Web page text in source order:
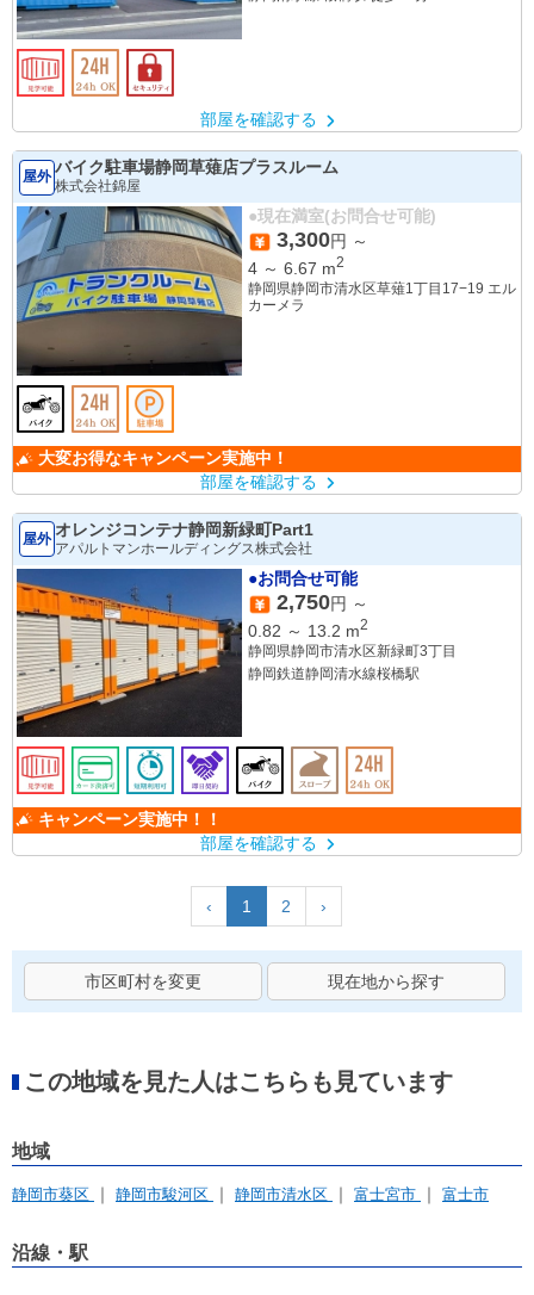
部屋を確認する
屋外 バイク駐車場静岡草薙店プラスルーム
株式会社錦屋
●現在満室(お問合せ可能)
3,300円 ～
4 ～ 6.67 m2
静岡県静岡市清水区草薙1丁目17−19 エル
カーメラ
大変お得なキャンペーン実施中！
部屋を確認する
屋外 オレンジコンテナ静岡新緑町Part1
アパルトマンホールディングス株式会社
●お問合せ可能
2,750円 ～
0.82 ～ 13.2 m2
静岡県静岡市清水区新緑町3丁目
静岡鉄道静岡清水線桜橋駅
キャンペーン実施中！！
部屋を確認する
‹ 1 2 ›
市区町村を変更 現在地から探す
この地域を見た人はこちらも見ています
地域
静岡市葵区 静岡市駿河区 静岡市清水区 富士宮市 富士市
沿線・駅